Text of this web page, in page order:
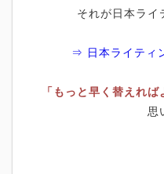
それが日本ライ
⇒ 日本ライティ
「もっと早く替えれば
思